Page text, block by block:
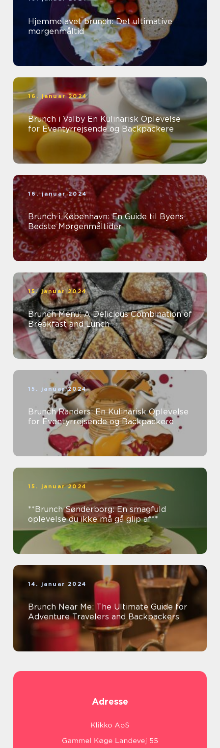
Hjemmelavet brunch: Det ultimative
morgenmåltid
16. januar 2024
Brunch i Valby En Kulinarisk Oplevelse
for Eventyrrejsende og Backpackere
16. januar 2024
Brunch i København: En Guide til Byens
Bedste Morgenmåltider
15. januar 2024
Brunch Menu: A Delicious Combination of
Breakfast and Lunch
15. januar 2024
Brunch Randers: En Kulinarisk Oplevelse
for Eventyrrejsende og Backpackere
15. januar 2024
**Brunch Sønderborg: En smagfuld
oplevelse du ikke må gå glip af**
14. januar 2024
Brunch Near Me: The Ultimate Guide for
Adventure Travelers and Backpackers
Adresse